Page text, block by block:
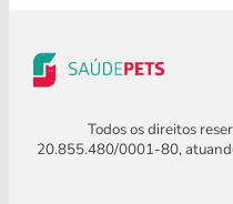
Todos os direitos
20.855.480/0001-80,